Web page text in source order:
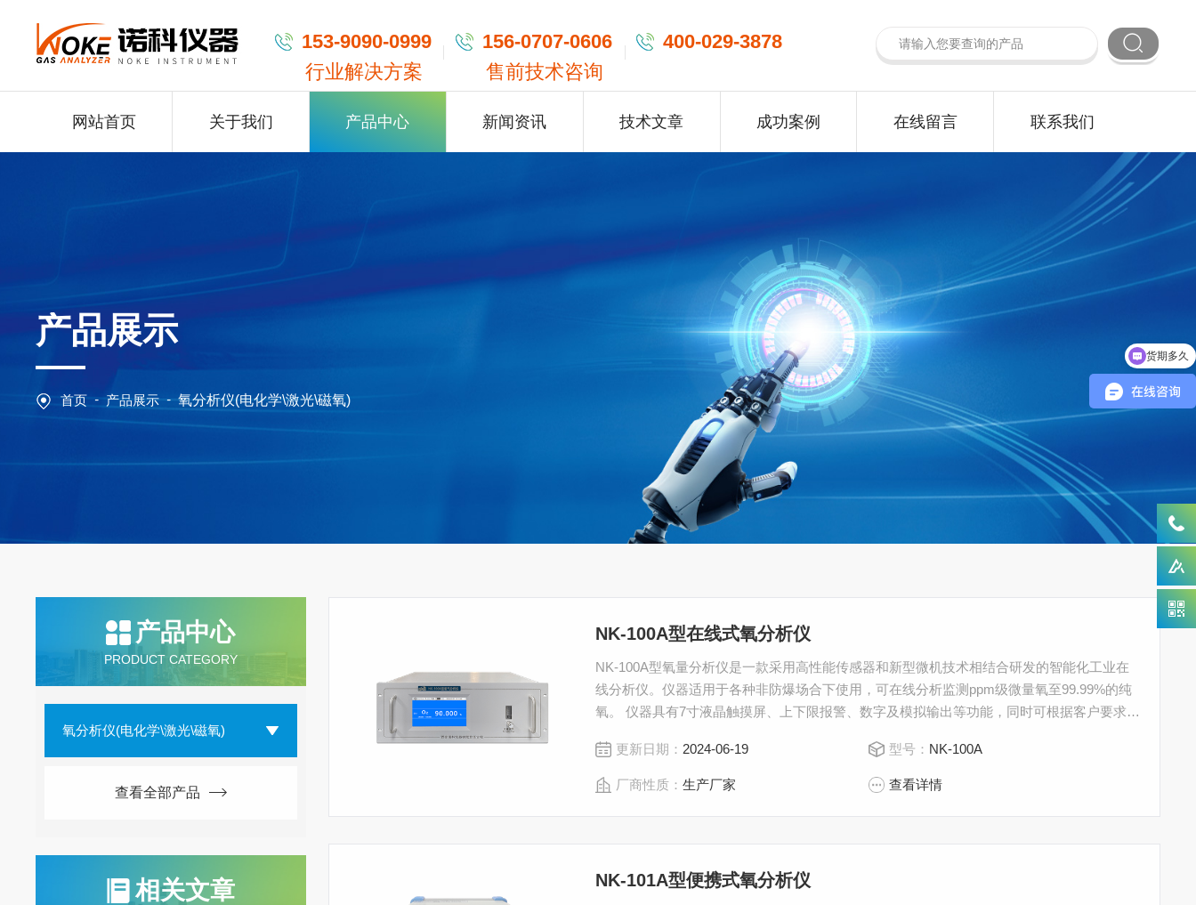
153-9090-0999
行业解决方案
156-0707-0606
售前技术咨询
400-029-3878
网站首页 关于我们 产品中心 新闻资讯 技术文章 成功案例 在线留言 联系我们
产品展示
首页 - 产品展示 - 氧分析仪(电化学\激光\磁氧)
产品中心
PRODUCT CATEGORY
氧分析仪(电化学\激光\磁氧)
查看全部产品
相关文章
NK-100A型在线式氧分析仪
NK-100A型氧量分析仪是一款采用高性能传感器和新型微机技术相结合研发的智能化工业在
线分析仪。仪器适用于各种非防爆场合下使用，可在线分析监测ppm级微量氧至99.99%的纯
氧。 仪器具有7寸液晶触摸屏、上下限报警、数字及模拟输出等功能，同时可根据客户要求及
更新日期： 2024-06-19 型号： NK-100A
厂商性质： 生产厂家 查看详情
NK-101A型便携式氧分析仪
货期多久